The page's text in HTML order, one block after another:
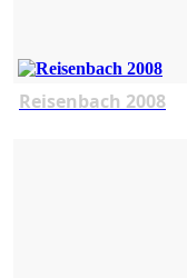
Reisenbach 2008